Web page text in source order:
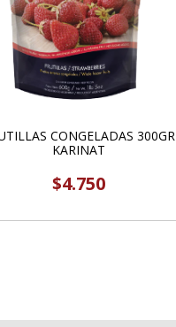
CONGELADAS 300GR
KARINAT
$4.750